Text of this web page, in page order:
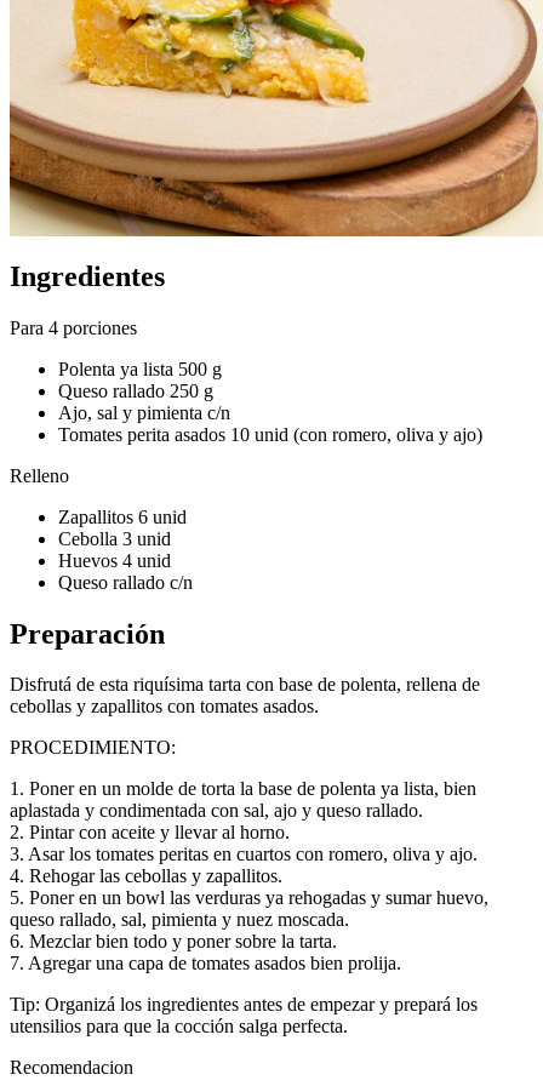
Ingredientes
Para 4 porciones
Polenta ya lista 500 g
Queso rallado 250 g
Ajo, sal y pimienta c/n
Tomates perita asados 10 unid (con romero, oliva y ajo)
Relleno
Zapallitos 6 unid
Cebolla 3 unid
Huevos 4 unid
Queso rallado c/n
Preparación
Disfrutá de esta riquísima tarta con base de polenta, rellena de
cebollas y zapallitos con tomates asados.
PROCEDIMIENTO:
1. Poner en un molde de torta la base de polenta ya lista, bien
aplastada y condimentada con sal, ajo y queso rallado.
2. Pintar con aceite y llevar al horno.
3. Asar los tomates peritas en cuartos con romero, oliva y ajo.
4. Rehogar las cebollas y zapallitos.
5. Poner en un bowl las verduras ya rehogadas y sumar huevo,
queso rallado, sal, pimienta y nuez moscada.
6. Mezclar bien todo y poner sobre la tarta.
7. Agregar una capa de tomates asados bien prolija.
Tip: Organizá los ingredientes antes de empezar y prepará los
utensilios para que la cocción salga perfecta.
Recomendacion